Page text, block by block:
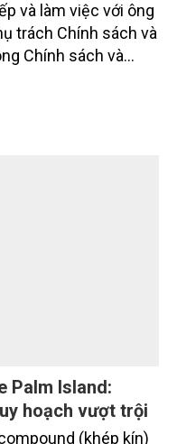
lý Thực phẩm